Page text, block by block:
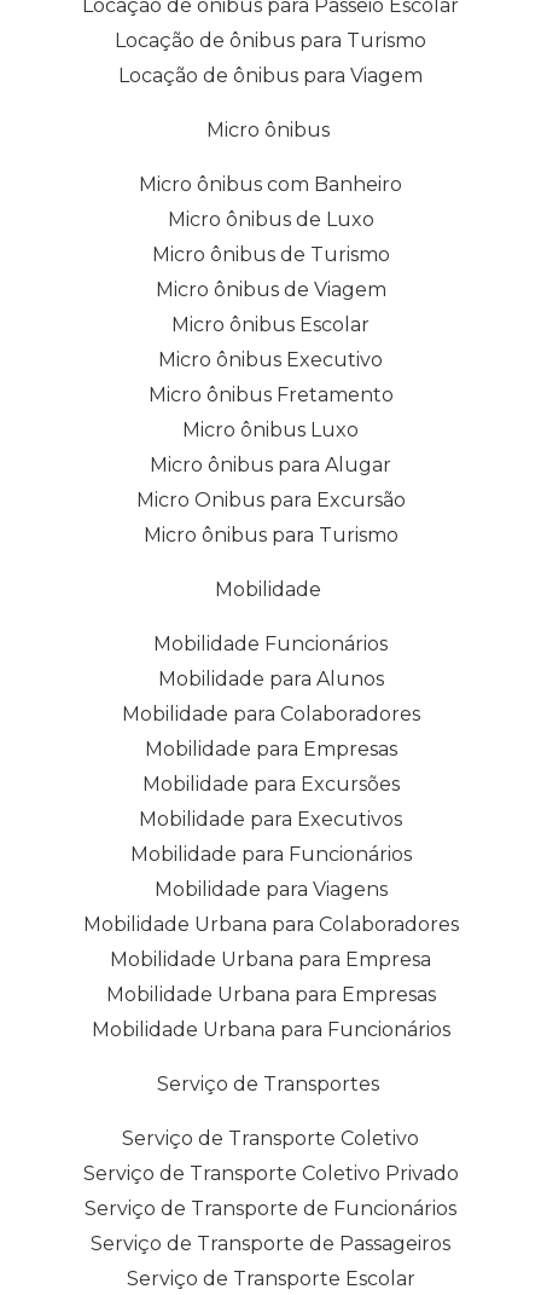
Locação de ônibus para Passeio Escolar
Locação de ônibus para Turismo
Locação de ônibus para Viagem
Micro ônibus
Micro ônibus com Banheiro
Micro ônibus de Luxo
Micro ônibus de Turismo
Micro ônibus de Viagem
Micro ônibus Escolar
Micro ônibus Executivo
Micro ônibus Fretamento
Micro ônibus Luxo
Micro ônibus para Alugar
Micro Onibus para Excursão
Micro ônibus para Turismo
Mobilidade
Mobilidade Funcionários
Mobilidade para Alunos
Mobilidade para Colaboradores
Mobilidade para Empresas
Mobilidade para Excursões
Mobilidade para Executivos
Mobilidade para Funcionários
Mobilidade para Viagens
Mobilidade Urbana para Colaboradores
Mobilidade Urbana para Empresa
Mobilidade Urbana para Empresas
Mobilidade Urbana para Funcionários
Serviço de Transportes
Serviço de Transporte Coletivo
Serviço de Transporte Coletivo Privado
Serviço de Transporte de Funcionários
Serviço de Transporte de Passageiros
Serviço de Transporte Escolar